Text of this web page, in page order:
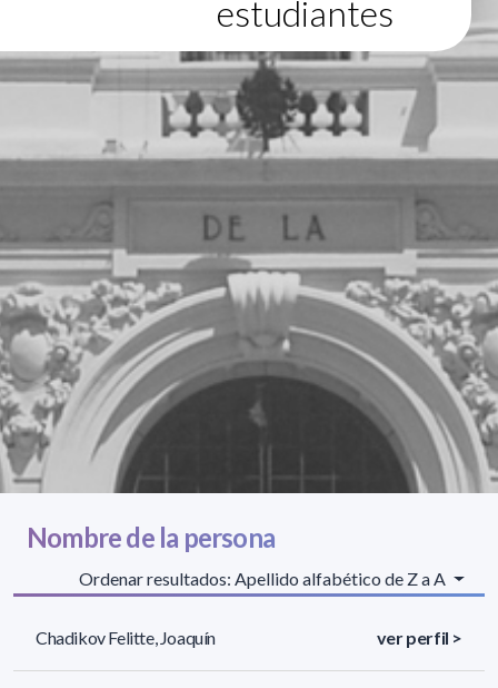
estudiantes
Nombre de la persona
Ordenar resultados: Apellido alfabético de Z a A
Chadikov Felitte, Joaquín ver perfil >